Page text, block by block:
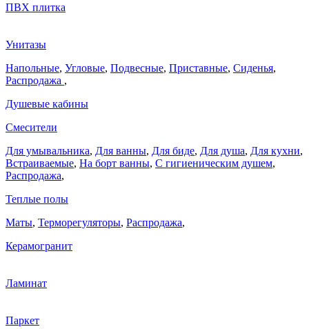
ПВХ плитка
Унитазы
Напольные, Угловые, Подвесные, Приставные, Сиденья,
Распродажа ,
Душевые кабины
Смесители
Для умывальника, Для ванны, Для биде, Для душа, Для кухни,
Встраиваемые, На борт ванны, C гигиеническим душем,
Распродажа,
Теплые полы
Маты, Терморегуляторы, Распродажа,
Керамогранит
Ламинат
Паркет